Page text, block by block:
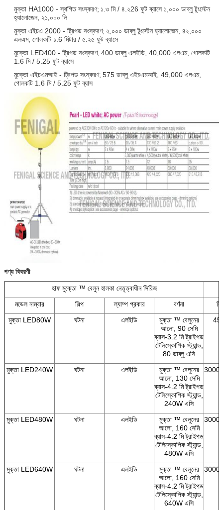
মুক্তা HA1000 - স্থগিত সংস্করণ; ১.৩ মি / ৪.২26 ফুট ব্যাসে ১,০০০ ডাব্লু টুংস্টেন
হ্যালোজেন, ২১,০০০ লি
মুক্তা এইচএ 2000 - ট্রিপড সংস্করণ; ২,০০০ ডাব্লু টুংস্টেন হ্যালোজেন, ৪২,০০০
এলএম, গোলকটি ১.6 মিটার / ৫.২৫ ফুট ব্যাসে
মুক্তো LED400 - ট্রিপড সংস্করণ; 400 ডাব্লু এলইডি, 40,000 এলএম, গোলকটি
1.6 মি / 5.25 ফুট ব্যাসে
মুক্তো এইচএমআই - ট্রিপড সংস্করণ; 575 ডাব্লু এইচএমআই, 49,000 এলএম,
গোলকটি 1.6 মি / 5.25 ফুট ব্যাস
পণ্য বিবরণী
হাফ মুক্তো ™ বেলুন হালকা নেতৃত্বাধীন সিরিজ
মডেল নাম্বার
শিল্প ল্যাম্প প্রকার বর্ণনা
মুক্তা LED80W
ঘটনা এলইডি
মুক্তা ™ বেলুনের
আলো, 90 সেমি
ব্যাস-3.2 মি ট্রাইপড
টেলিস্কোপিক স্ট্যান্ড,
80 ডাব্লু এসি
মুক্তা LED240W ঘটনা এলইডি
মুক্তা ™ বেলুনের
আলো, 130 সেমি
ব্যাস-4.2 মি ট্রাইপড
টেলিস্কোপিক স্ট্যান্ড,
240W এসি
মুক্তা LED480W ঘটনা এলইডি
মুক্তা ™ বেলুনের
আলো, 160 সেমি
ব্যাস-4.2 মি ট্রাইপড
টেলিস্কোপিক স্ট্যান্ড,
480W এসি
মুক্তা LED640W ঘটনা এলইডি
মুক্তা ™ বেলুনের
আলো, 160 সেমি
ব্যাস-4.2 মি ট্রাইপড
টেলিস্কোপিক স্ট্যান্ড,
640W এসি